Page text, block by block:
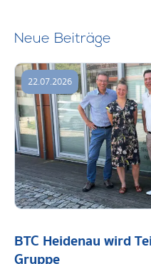
Neue Beiträge
BTC Heidenau wird
Gruppe
22.07.2026